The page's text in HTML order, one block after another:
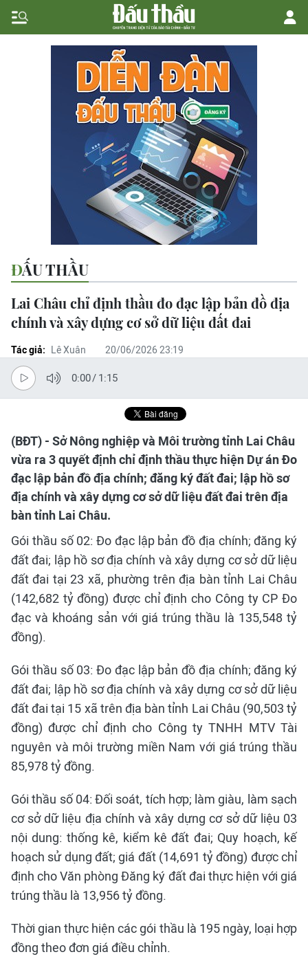
ĐẤU THẦU
Lai Châu chỉ định thầu đo đạc lập bản đồ địa
chính và xây dựng cơ sở dữ liệu đất đai
Tác giả: Lê Xuân 20/06/2026 23:19
0:00/ 1:15
(BĐT) - Sở Nông nghiệp và Môi trường tỉnh Lai Châu
vừa ra 3 quyết định chỉ định thầu thực hiện Dự án Đo
đạc lập bản đồ địa chính; đăng ký đất đai; lập hồ sơ
địa chính và xây dựng cơ sở dữ liệu đất đai trên địa
bàn tỉnh Lai Châu.
Gói thầu số 02: Đo đạc lập bản đồ địa chính; đăng ký
đất đai; lập hồ sơ địa chính và xây dựng cơ sở dữ liệu
đất đai tại 23 xã, phường trên địa bàn tỉnh Lai Châu
(142,682 tỷ đồng) được chỉ định cho Công ty CP Đo
đạc và khoáng sản với giá trúng thầu là 135,548 tỷ
đồng).
Gói thầu số 03: Đo đạc lập bản đồ địa chính; đăng ký
đất đai; lập hồ sơ địa chính và xây dựng cơ sở dữ liệu
đất đai tại 15 xã trên địa bàn tỉnh Lai Châu (90,503 tỷ
đồng) được chỉ định cho Công ty TNHH MTV Tài
nguyên và môi trường miền Nam với giá trúng thầu
85,978 tỷ đồng.
Gói thầu số 04: Đối soát, tích hợp; làm giàu, làm sạch
cơ sở dữ liệu địa chính và xây dựng cơ sở dữ liệu 03
nội dung: thống kê, kiểm kê đất đai; Quy hoạch, kế
hoạch sử dụng đất; giá đất (14,691 tỷ đồng) được chỉ
định cho Văn phòng Đăng ký đất đai thực hiện với giá
trúng thầu là 13,956 tỷ đồng.
Thời gian thực hiện các gói thầu là 195 ngày, loại hợp
đồng theo đơn giá điều chỉnh.